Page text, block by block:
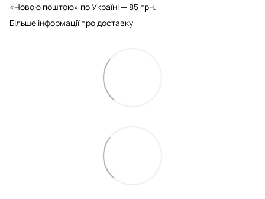
«Новою поштою» по Україні — 85 грн.
Більше інформації про доставку